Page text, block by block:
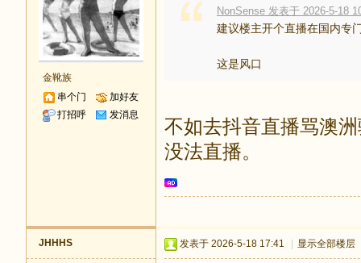
金靴族
串个门
加好友
打招呼
发消息
NonSense 发表于 2026-5-18
建议楼主开个直播在国内专
这是风口
不如去抖音直播骂澳
没法直播。
JHHHS 发表于 2026-5-18 17:41 显示全部楼层